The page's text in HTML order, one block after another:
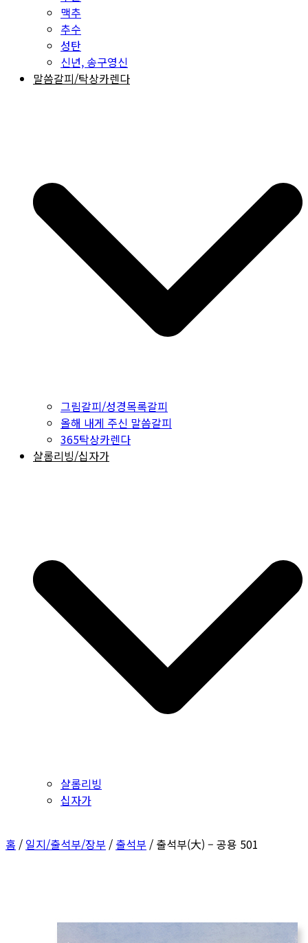
맥추
추수
성탄
신년, 송구영신
말씀갈피/탁상카렌다
그림갈피/성경목록갈피
올해 내게 주신 말씀갈피
365탁상카렌다
샬롬리빙/십자가
샬롬리빙
십자가
홈 / 일지/출석부/장부 / 출석부 / 출석부(大) – 공용 501